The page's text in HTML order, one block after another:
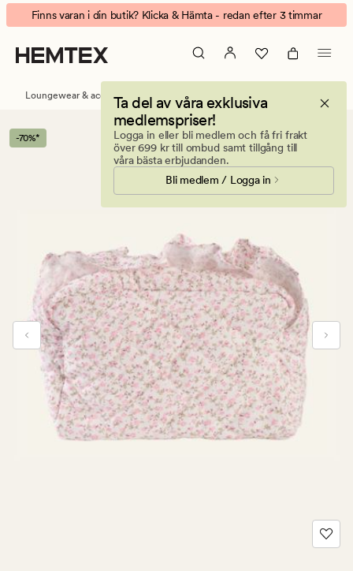
Eliza
neccessär
rosa
Animerad
banner.
Klicka
på
att
pausa.
Finns varan i din butik? Klicka & Hämta - redan efter 3 timmar
Ta del av våra exklusiva
medlemspriser!
Logga in eller bli medlem och få fri frakt
över 699 kr till ombud samt tillgång till
våra bästa erbjudanden.
Bli medlem / Logga in
Loungewear & accessoarer Necessärer
-70%*